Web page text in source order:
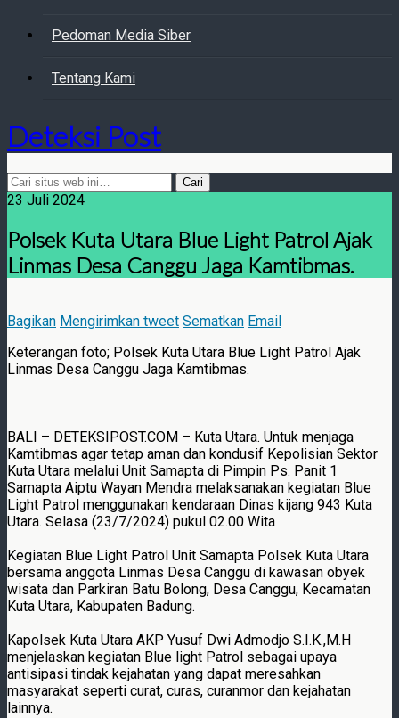
Pedoman Media Siber
Tentang Kami
Deteksi Post
23 Juli 2024
Polsek Kuta Utara Blue Light Patrol Ajak
Linmas Desa Canggu Jaga Kamtibmas.
Bagikan Mengirimkan tweet Sematkan Email
Keterangan foto; Polsek Kuta Utara Blue Light Patrol Ajak
Linmas Desa Canggu Jaga Kamtibmas.
BALI – DETEKSIPOST.COM – Kuta Utara. Untuk menjaga
Kamtibmas agar tetap aman dan kondusif Kepolisian Sektor
Kuta Utara melalui Unit Samapta di Pimpin Ps. Panit 1
Samapta Aiptu Wayan Mendra melaksanakan kegiatan Blue
Light Patrol menggunakan kendaraan Dinas kijang 943 Kuta
Utara. Selasa (23/7/2024) pukul 02.00 Wita
Kegiatan Blue Light Patrol Unit Samapta Polsek Kuta Utara
bersama anggota Linmas Desa Canggu di kawasan obyek
wisata dan Parkiran Batu Bolong, Desa Canggu, Kecamatan
Kuta Utara, Kabupaten Badung.
Kapolsek Kuta Utara AKP Yusuf Dwi Admodjo S.I.K.,M.H
menjelaskan kegiatan Blue light Patrol sebagai upaya
antisipasi tindak kejahatan yang dapat meresahkan
masyarakat seperti curat, curas, curanmor dan kejahatan
lainnya.